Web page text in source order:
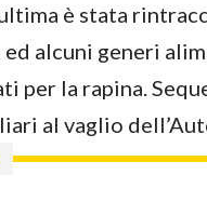
è stata
ed alcuni generi
per la rapina.
al vaglio